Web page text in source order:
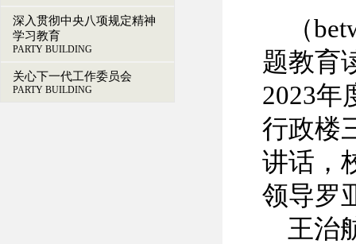
深入贯彻中央八项规定精神
学习教育
PARTY BUILDING
关心下一代工作委员会
PARTY BUILDING
（
题教育
2023年
行政楼
讲话，
领导罗
王治